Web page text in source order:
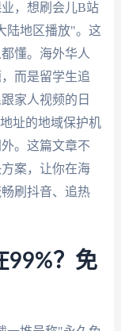
，想刷会儿B站
陆地区播放"。这
懂。海外华人
而是留学生追
家人视频的日
址的地域保护机
。这篇文章不
案，让你在海
刷抖音、追热
99%？免